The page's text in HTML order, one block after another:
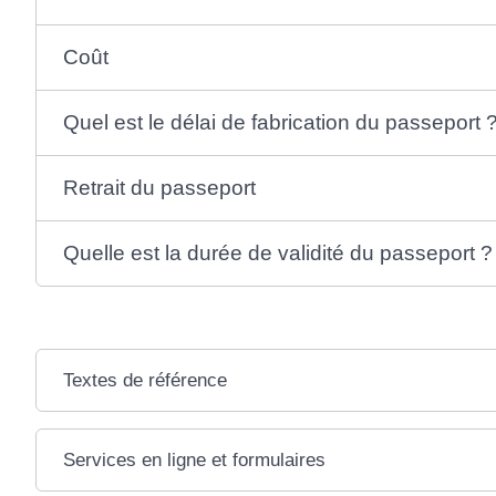
Coût
Quel est le délai de fabrication du passeport
Retrait du passeport
Quelle est la durée de validité du passeport ?
Textes de référence
Services en ligne et formulaires